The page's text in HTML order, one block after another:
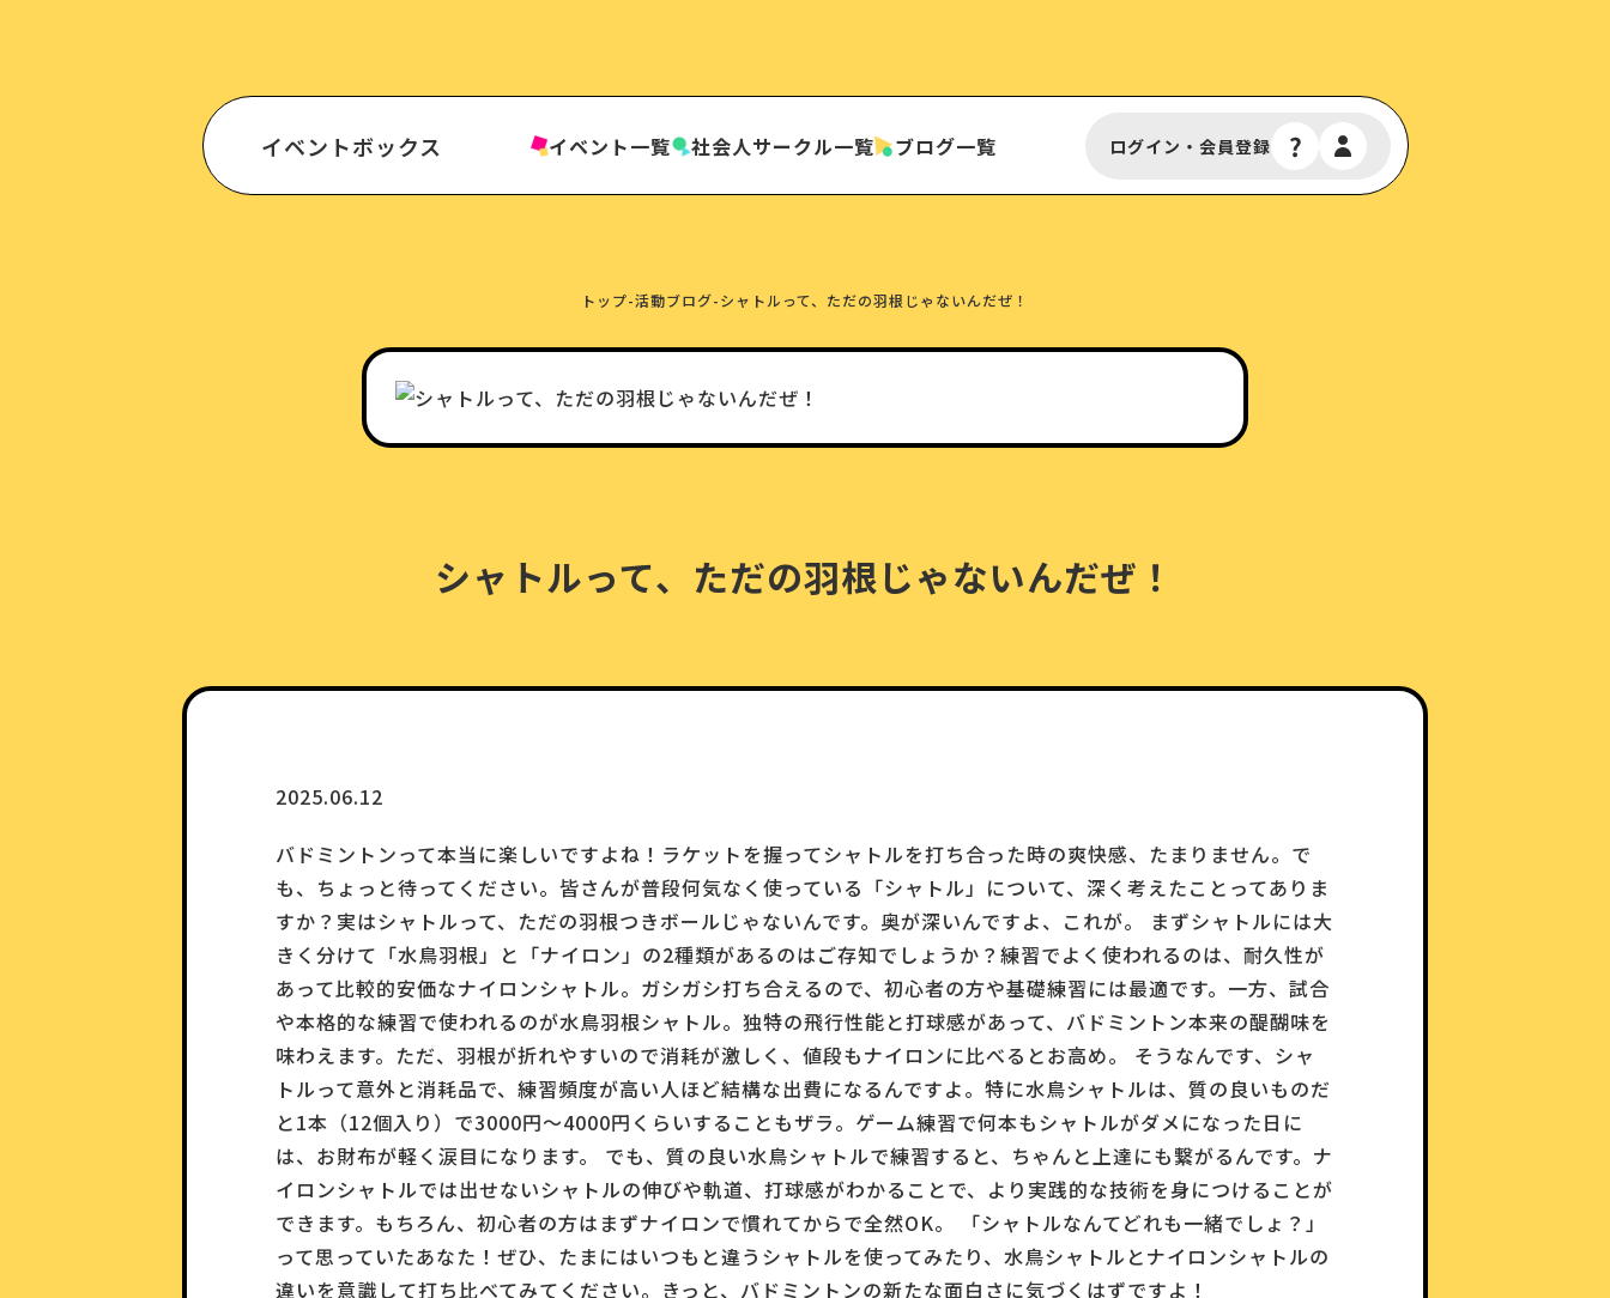
イベントボックス イベント一覧 社会人サークル一覧 ブログ一覧 ログイン・会員登録
トップ-活動ブログ-シャトルって、ただの羽根じゃないんだぜ！
シャトルって、ただの羽根じゃないんだぜ！
2025.06.12
バドミントンって本当に楽しいですよね！ラケットを握ってシャトルを打ち合った時の爽快感、たまりません。で
も、ちょっと待ってください。皆さんが普段何気なく使っている「シャトル」について、深く考えたことってありま
すか？実はシャトルって、ただの羽根つきボールじゃないんです。奥が深いんですよ、これが。 まずシャトルには大
きく分けて「水鳥羽根」と「ナイロン」の2種類があるのはご存知でしょうか？練習でよく使われるのは、耐久性が
あって比較的安価なナイロンシャトル。ガシガシ打ち合えるので、初心者の方や基礎練習には最適です。一方、試合
や本格的な練習で使われるのが水鳥羽根シャトル。独特の飛行性能と打球感があって、バドミントン本来の醍醐味を
味わえます。ただ、羽根が折れやすいので消耗が激しく、値段もナイロンに比べるとお高め。 そうなんです、シャ
トルって意外と消耗品で、練習頻度が高い人ほど結構な出費になるんですよ。特に水鳥シャトルは、質の良いものだ
と1本（12個入り）で3000円〜4000円くらいすることもザラ。ゲーム練習で何本もシャトルがダメになった日に
は、お財布が軽く涙目になります。 でも、質の良い水鳥シャトルで練習すると、ちゃんと上達にも繋がるんです。ナ
イロンシャトルでは出せないシャトルの伸びや軌道、打球感がわかることで、より実践的な技術を身につけることが
できます。もちろん、初心者の方はまずナイロンで慣れてからで全然OK。 「シャトルなんてどれも一緒でしょ？」
って思っていたあなた！ぜひ、たまにはいつもと違うシャトルを使ってみたり、水鳥シャトルとナイロンシャトルの
違いを意識して打ち比べてみてください。きっと、バドミントンの新たな面白さに気づくはずですよ！